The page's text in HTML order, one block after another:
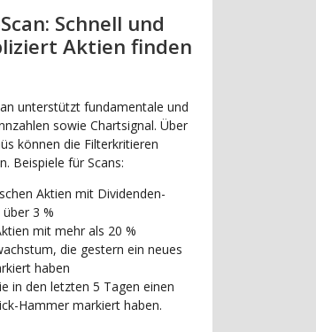
Schnell und
Aktien finden
unterstützt fundamentale und
sowie Chartsignal. Über
können die Filterkritieren
Beispiele für Scans:
Aktien mit Dividenden-
3 %
mit mehr als 20 %
die gestern ein neues
haben
in den letzten 5 Tagen einen
Hammer markiert haben.